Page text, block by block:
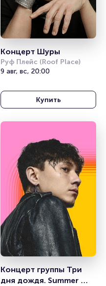
Концерт Шуры
Руф Плейс (Roof Place)
9 авг, вс, 20:00
Купить
Концерт группы Три
дня дождя. Summer